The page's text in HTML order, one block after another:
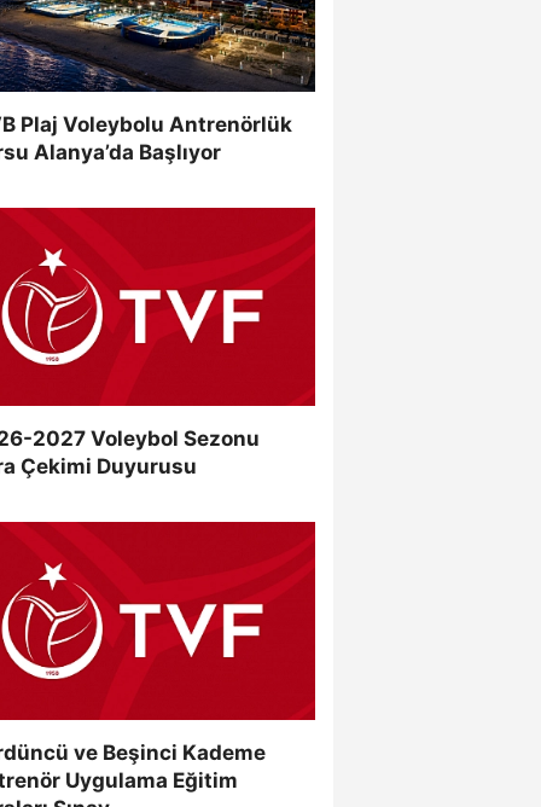
Plaj Voleybolu Antrenörlük
Alanya’da Başlıyor
2027 Voleybol Sezonu
Çekimi Duyurusu
ve Beşinci Kademe
Uygulama Eğitim